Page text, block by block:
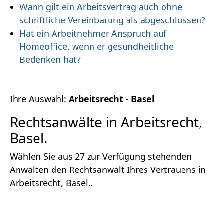
Wann gilt ein Arbeitsvertrag auch ohne
schriftliche Vereinbarung als abgeschlossen?
Hat ein Arbeitnehmer Anspruch auf
Homeoffice, wenn er gesundheitliche
Bedenken hat?
Ihre Auswahl: Arbeitsrecht - Basel
Rechtsanwälte in Arbeitsrecht,
Basel.
Wählen Sie aus 27 zur Verfügung stehenden
Anwälten den Rechtsanwalt Ihres Vertrauens in
Arbeitsrecht, Basel..